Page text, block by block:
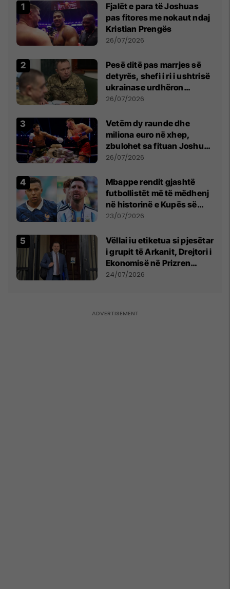
Fjalët e para të Joshuas
pas fitores me nokaut ndaj
Kristian Prengës
26/07/2026
Pesë ditë pas marrjes së
detyrës, shefi i ri i ushtrisë
ukrainase urdhëron
kontroll të madh
26/07/2026
Vetëm dy raunde dhe
miliona euro në xhep,
zbulohet sa fituan Joshua
e Prenga
26/07/2026
Mbappe rendit gjashtë
futbollistët më të mëdhenj
në historinë e Kupës së
Botës, Messi mbetet i dyti
23/07/2026
Vëllai iu etiketua si pjesëtar
i grupit të Arkanit, Drejtori i
Ekonomisë në Prizren
mohon pretendimet
24/07/2026